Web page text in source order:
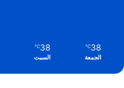
38
℃
الجمعة
38
℃
السبت